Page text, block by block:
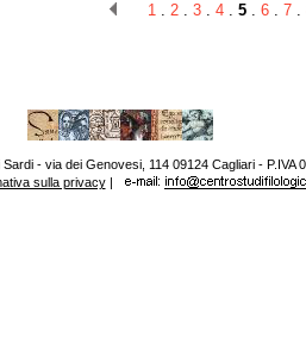
1 2. 3. 4. 5. 6. 7.
- via dei Genovesi, 114 09124 Cagliari - P.IVA
sulla privacy|